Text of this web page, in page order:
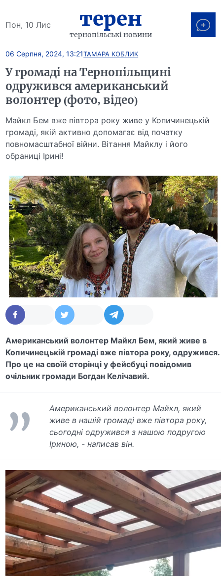
Пон, 10 Лис терен
тернопільські новини
06 Серпня, 2024, 13:21ТАМАРА КОБЛИК
У громаді на Тернопільщині
одружився американський
волонтер (фото, відео)
Майкл Бем вже півтора року живе у Копичинецькій
громаді, якій активно допомагає від початку
повномасштабної війни. Вітання Майклу і його
обраниці Ірині!
Американський волонтер Майкл Бем, який живе в
Копичинецькій громаді вже півтора року, одружився.
Про це на своїй сторінці у фейсбуці повідомив
очільник громади Богдан Келічавий.
Американський волонтер Майкл, який
живе в нашій громаді вже півтора року,
сьогодні одружився з нашою подругою
Іриною, - написав він.